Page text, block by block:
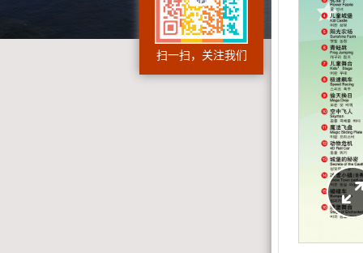
扫一扫，关注我们